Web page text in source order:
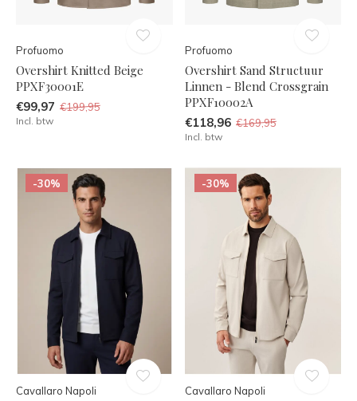
Profuomo
Overshirt Knitted Beige
PPXF30001E
€99,97 €199,95
Incl. btw
Profuomo
Overshirt Sand Structuur
Linnen - Blend Crossgrain
PPXF10002A
€118,96 €169,95
Incl. btw
-30%
Cavallaro Napoli
-30%
Cavallaro Napoli